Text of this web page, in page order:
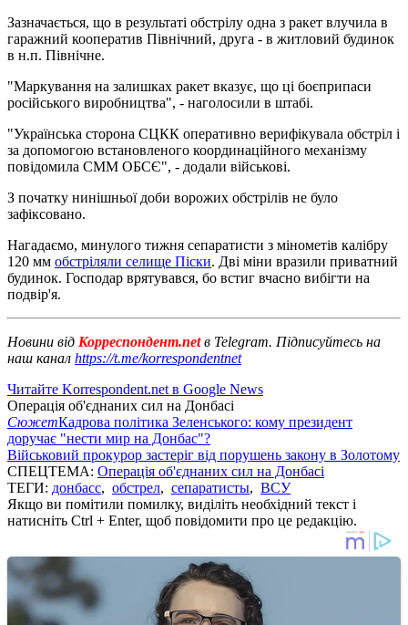
Зазначається, що в результаті обстрілу одна з ракет влучила в
гаражний кооператив Північний, друга - в житловий будинок
в н.п. Північне.
"Маркування на залишках ракет вказує, що ці боєприпаси
російського виробництва", - наголосили в штабі.
"Українська сторона СЦКК оперативно верифікувала обстріл і
за допомогою встановленого координаційного механізму
повідомила СММ ОБСЄ", - додали військові.
З початку нинішньої доби ворожих обстрілів не було
зафіксовано.
Нагадаємо, минулого тижня сепаратисти з мінометів калібру
120 мм обстріляли селище Піски. Дві міни вразили приватний
будинок. Господар врятувався, бо встиг вчасно вибігти на
подвір'я.
Новини від Корреспондент.netв Telegram. Підписуйтесь на
наш канал https://t.me/korrespondentnet
Читайте Korrespondent.net в Google News
Операція об'єднаних сил на Донбасі
СюжетКадрова політика Зеленського: кому президент
доручає "нести мир на Донбас"?
Військовий прокурор застеріг від порушень закону в Золотому
СПЕЦТЕМА: Операція об'єднаних сил на Донбасі
ТЕГИ: донбасс, обстрел, сепаратисты, ВСУ
Якщо ви помітили помилку, виділіть необхідний текст і
натисніть Ctrl + Enter, щоб повідомити про це редакцію.